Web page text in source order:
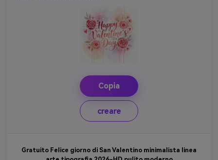
Copia
creare
Gratuito Felice giorno di San Valentino minimalista linea